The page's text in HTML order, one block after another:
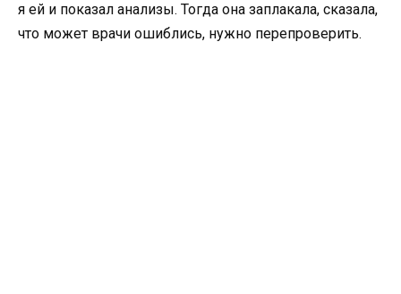
я ей и показал анализы. Тогда она заплакала, сказала,
что может врачи ошиблись, нужно перепроверить.